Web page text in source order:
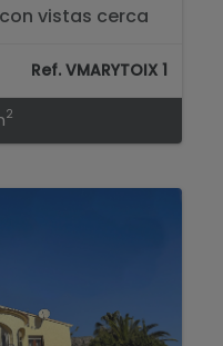
vistas cerca
Ref. VMARYTOIX 1
2